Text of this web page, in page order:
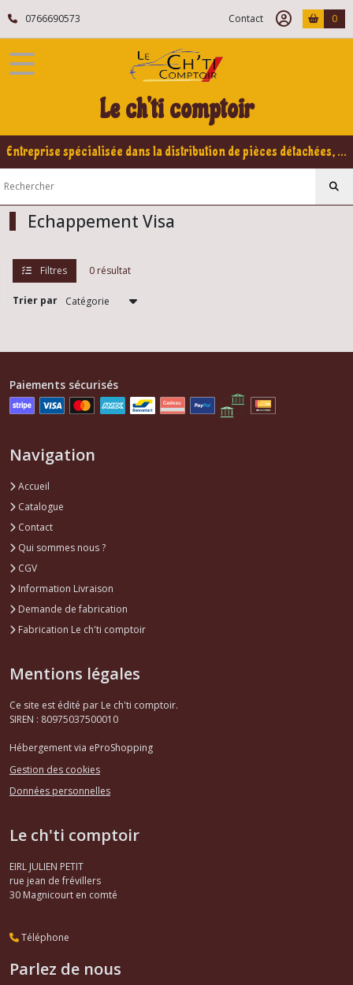
0766690573 Contact 0
Le ch'ti comptoir
Entreprise spécialisée dans la distribution de pièces détachées, refabrication pour voitures Yountimers Peugeot 205 GTI, 309 GTI - GTI16
Echappement Visa
Filtres 0 résultat
Trier par
Fermer
FILTRES
Afficher
résultats
Paiements sécurisés
Navigation
Accueil
Catalogue
Contact
Qui sommes nous ?
CGV
Information Livraison
Demande de fabrication
Fabrication Le ch'ti comptoir
Mentions légales
Ce site est édité par Le ch'ti comptoir.
SIREN : 80975037500010
Hébergement via eProShopping
Gestion des cookies
Données personnelles
Le ch'ti comptoir
EIRL JULIEN PETIT
rue jean de frévillers
30 Magnicourt en comté
Téléphone
Parlez de nous